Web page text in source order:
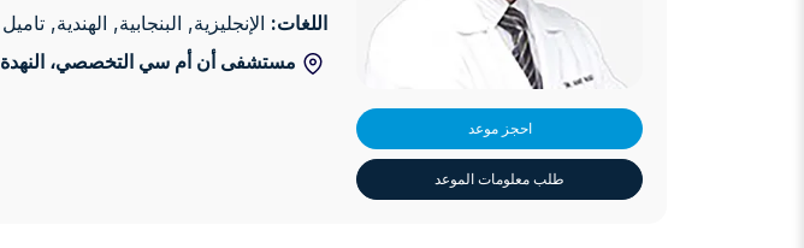
احجز موعد
طلب معلومات الموعد
اللغات: الإنجليزية, البنجابية, الهندية, تاميل
مستشفى أن أم سي التخصصي، النهدة